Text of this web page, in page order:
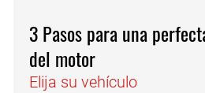
3 Pasos para una
del motor
Elija su vehículo